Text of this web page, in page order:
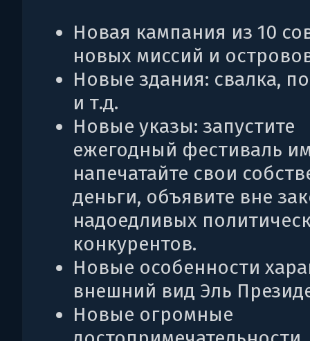
Новая кампания из 10
новых миссий и
Новые здания: свалка,
и т.д.
Новые указы: запустите
ежегодный фестиваль
напечатайте свои
деньги, объявите вне
надоедливых
конкурентов.
Новые особенности
внешний вид Эль
Новые огромные